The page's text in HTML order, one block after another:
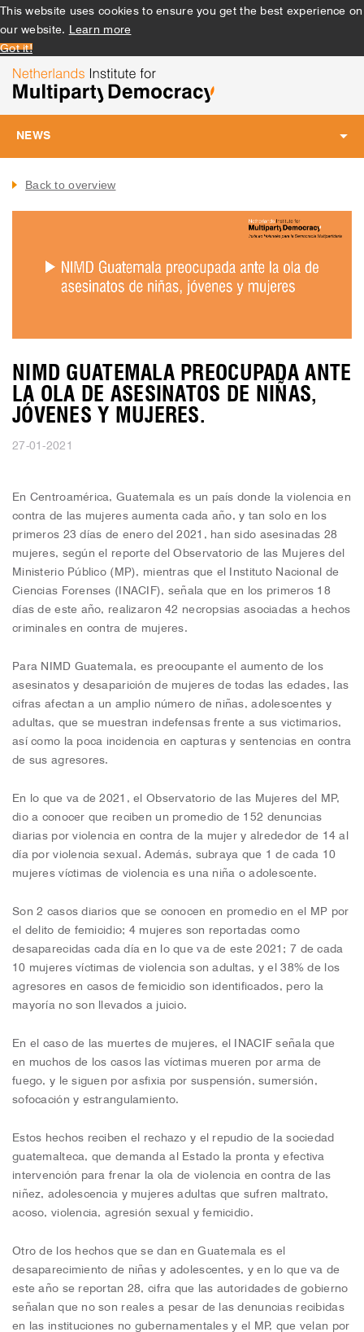
This website uses cookies to ensure you get the best experience on
our website. Learn more
Got it!
NEWS
navigation
Back to overview
NIMD GUATEMALA PREOCUPADA ANTE
LA OLA DE ASESINATOS DE NIÑAS,
JÓVENES Y MUJERES.
27-01-2021
En Centroamérica, Guatemala es un país donde la violencia en
contra de las mujeres aumenta cada año, y tan solo en los
primeros 23 días de enero del 2021, han sido asesinadas 28
mujeres, según el reporte del Observatorio de las Mujeres del
Ministerio Público (MP), mientras que el Instituto Nacional de
Ciencias Forenses (INACIF), señala que en los primeros 18
días de este año, realizaron 42 necropsias asociadas a hechos
criminales en contra de mujeres.
Para NIMD Guatemala, es preocupante el aumento de los
asesinatos y desaparición de mujeres de todas las edades, las
cifras afectan a un amplio número de niñas, adolescentes y
adultas, que se muestran indefensas frente a sus victimarios,
así como la poca incidencia en capturas y sentencias en contra
de sus agresores.
En lo que va de 2021, el Observatorio de las Mujeres del MP,
dio a conocer que reciben un promedio de 152 denuncias
diarias por violencia en contra de la mujer y alrededor de 14 al
día por violencia sexual. Además, subraya que 1 de cada 10
mujeres víctimas de violencia es una niña o adolescente.
Son 2 casos diarios que se conocen en promedio en el MP por
el delito de femicidio; 4 mujeres son reportadas como
desaparecidas cada día en lo que va de este 2021; 7 de cada
10 mujeres víctimas de violencia son adultas, y el 38% de los
agresores en casos de femicidio son identificados, pero la
mayoría no son llevados a juicio.
En el caso de las muertes de mujeres, el INACIF señala que
en muchos de los casos las víctimas mueren por arma de
fuego, y le siguen por asfixia por suspensión, sumersión,
sofocación y estrangulamiento.
Estos hechos reciben el rechazo y el repudio de la sociedad
guatemalteca, que demanda al Estado la pronta y efectiva
intervención para frenar la ola de violencia en contra de las
niñez, adolescencia y mujeres adultas que sufren maltrato,
acoso, violencia, agresión sexual y femicidio.
Otro de los hechos que se dan en Guatemala es el
desaparecimiento de niñas y adolescentes, y en lo que va de
este año se reportan 28, cifra que las autoridades de gobierno
señalan que no son reales a pesar de las denuncias recibidas
en las instituciones no gubernamentales y el MP, que velan por